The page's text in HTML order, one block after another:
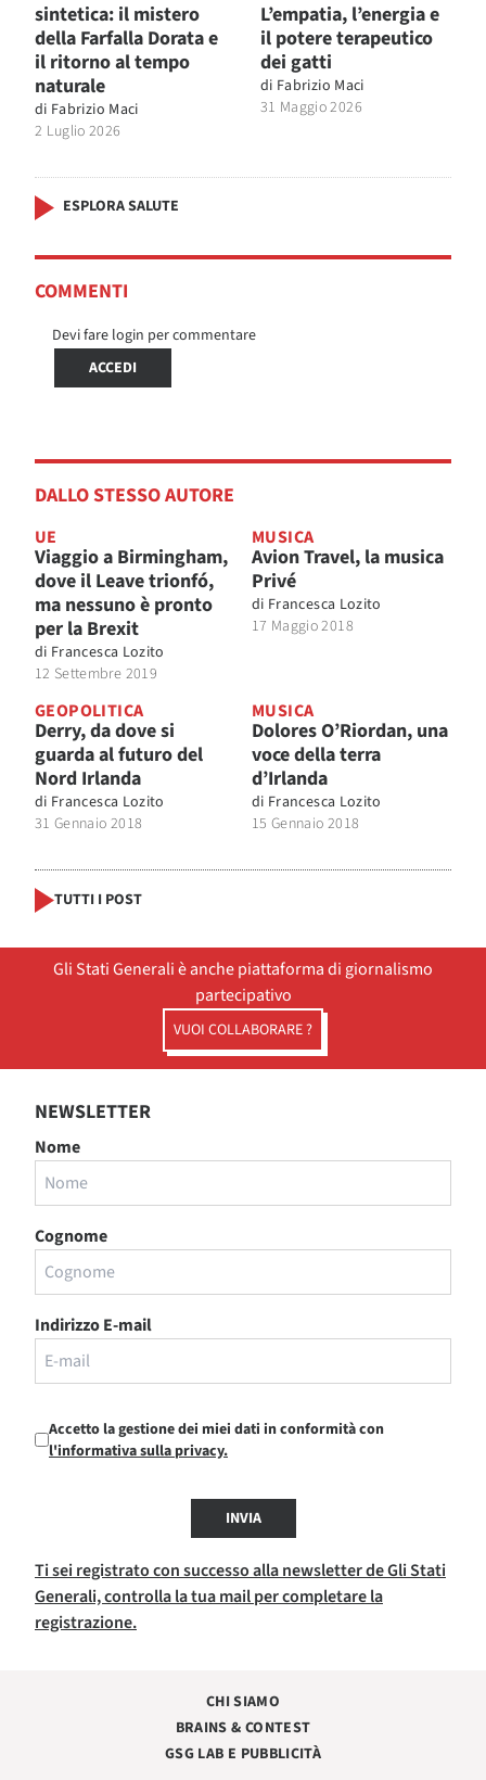
sintetica: il mistero
della Farfalla Dorata e
il ritorno al tempo
naturale
di Fabrizio Maci
2 Luglio 2026
L’empatia, l’energia e
il potere terapeutico
dei gatti
di Fabrizio Maci
31 Maggio 2026
ESPLORA SALUTE
COMMENTI
Devi fare login per commentare
ACCEDI
DALLO STESSO AUTORE
UE
Viaggio a Birmingham,
dove il Leave trionfó,
ma nessuno è pronto
per la Brexit
di Francesca Lozito
12 Settembre 2019
MUSICA
Avion Travel, la musica
Privé
di Francesca Lozito
17 Maggio 2018
GEOPOLITICA
Derry, da dove si
guarda al futuro del
Nord Irlanda
di Francesca Lozito
31 Gennaio 2018
MUSICA
Dolores O’Riordan, una
voce della terra
d’Irlanda
di Francesca Lozito
15 Gennaio 2018
TUTTI I POST
Gli Stati Generali è anche piattaforma di giornalismo
partecipativo
VUOI COLLABORARE ?
NEWSLETTER
Nome
Cognome
Indirizzo E-mail
Accetto la gestione dei miei dati in conformità con
l'informativa sulla privacy.
INVIA
Ti sei registrato con successo alla newsletter de Gli Stati
Generali, controlla la tua mail per completare la
registrazione.
CHI SIAMO
BRAINS & CONTEST
GSG LAB E PUBBLICITÀ